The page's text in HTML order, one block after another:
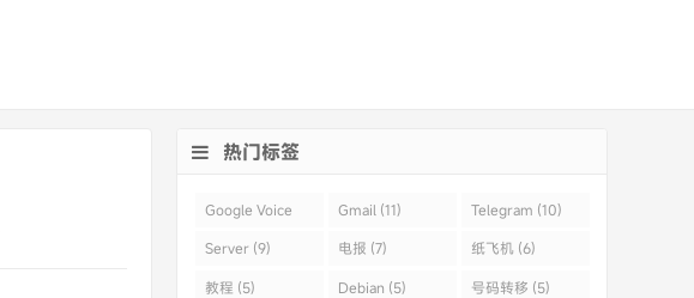
热门标签
Google Voice
(43)
Gmail (11) Telegram (10)
Server (9) 电报 (7) 纸飞机 (6)
教程 (5) Debian (5) 号码转移 (5)